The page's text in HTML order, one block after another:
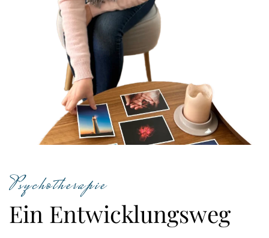
Psychotherapie
Ein Entwicklungsweg